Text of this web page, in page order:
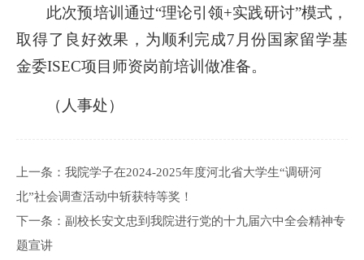
此次预培训通过“理论引领+实践研讨”模式，
取得了良好效果，为顺利完成7月份国家留学基
金委ISEC项目师资岗前培训做准备。
（人事处）
上一条： 我院学子在2024-2025年度河北省大学生“调研河
北”社会调查活动中斩获特等奖！
下一条： 副校长安文忠到我院进行党的十九届六中全会精神专
题宣讲